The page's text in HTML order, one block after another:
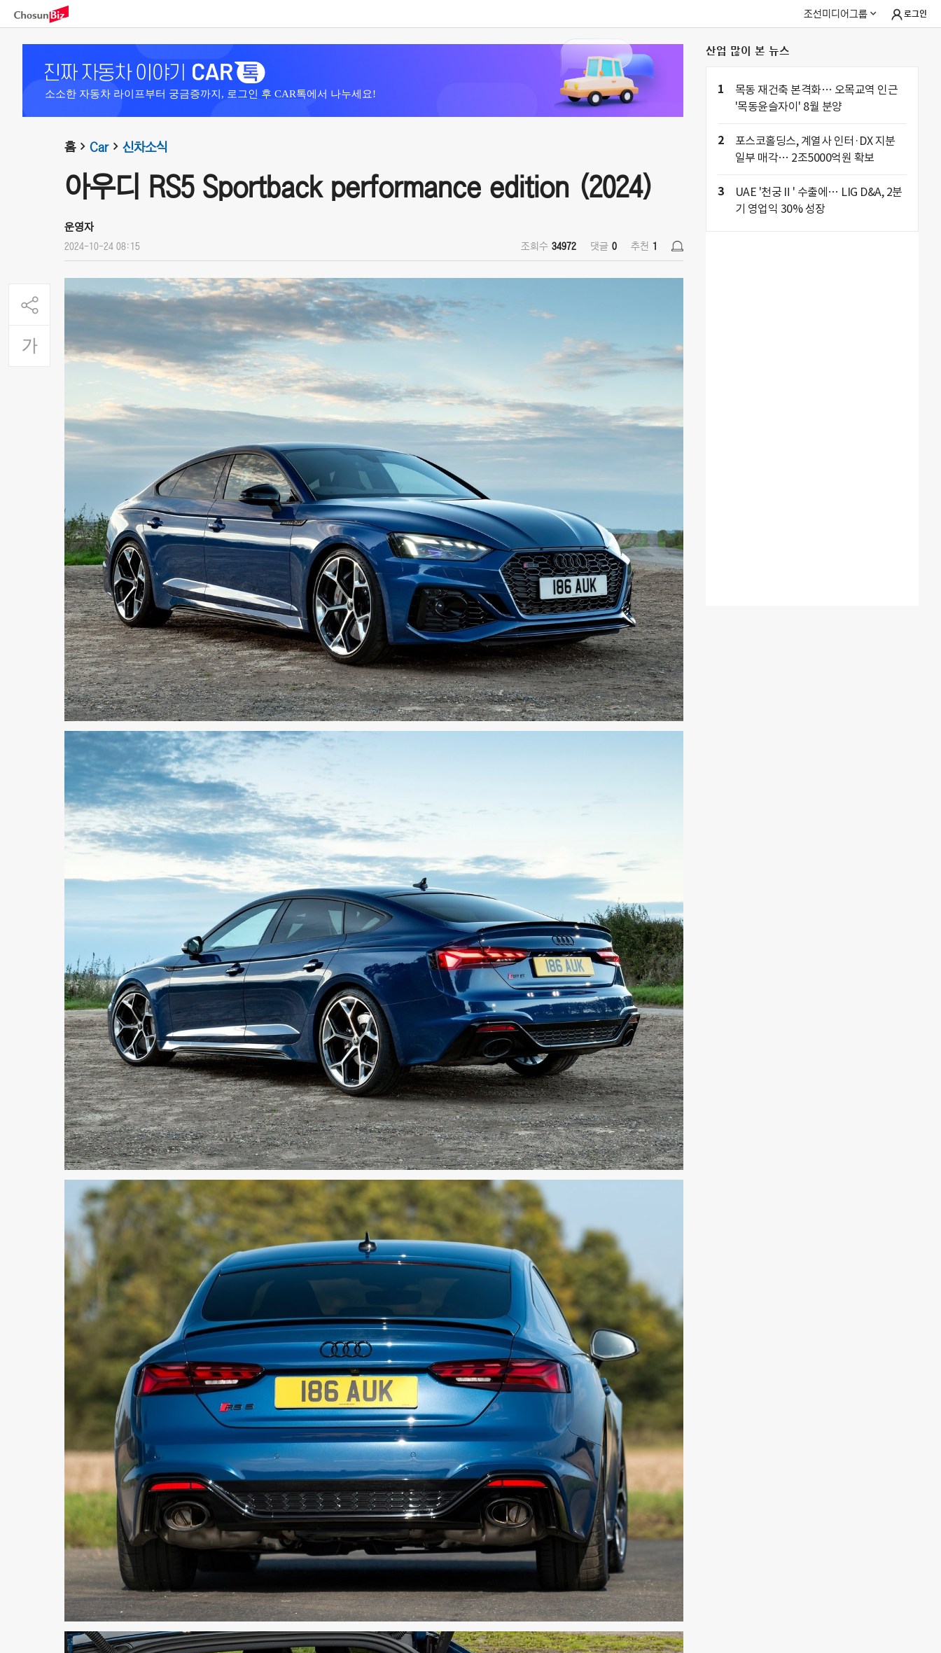
조선미디어그룹 로그인
소소한 자동차 라이프부터 궁금증까지, 로그인 후 CAR톡에서 나누세요!
홈 Car 신차소식
아우디 RS5 Sportback performance edition (2024)
운영자
2024-10-24 08:15 조회수 34972 댓글 0 추천 1
산업 많이 본 뉴스